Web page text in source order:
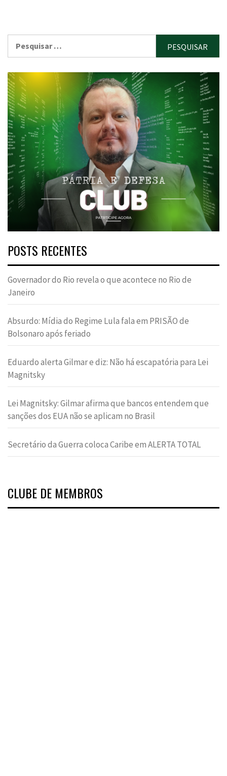
por:
POSTS RECENTES
Governador do Rio revela o que acontece no Rio de
Janeiro
Absurdo: Mídia do Regime Lula fala em PRISÃO de
Bolsonaro após feriado
Eduardo alerta Gilmar e diz: Não há escapatória para Lei
Magnitsky
Lei Magnitsky: Gilmar afirma que bancos entendem que
sanções dos EUA não se aplicam no Brasil
Secretário da Guerra coloca Caribe em ALERTA TOTAL
CLUBE DE MEMBROS